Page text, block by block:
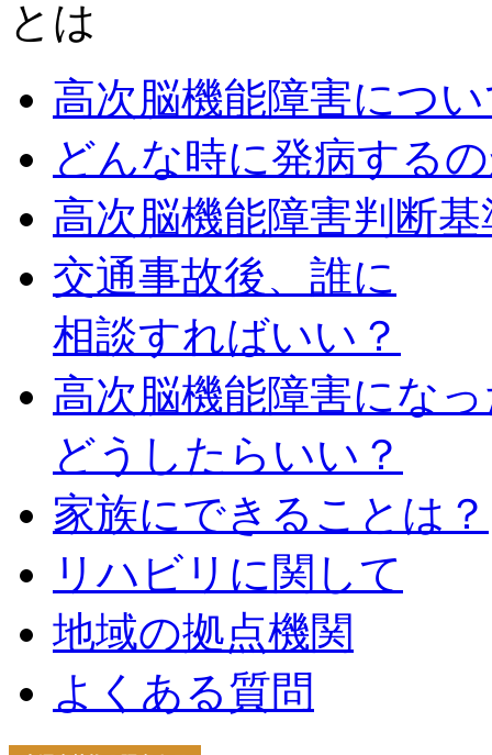
高次脳機能障害につ
どんな時に発病する
高次脳機能障害判断基
交通事故後、誰に
相談すればいい？
高次脳機能障害にな
どうしたらいい？
家族にできることは？
リハビリに関して
地域の拠点機関
よくある質問